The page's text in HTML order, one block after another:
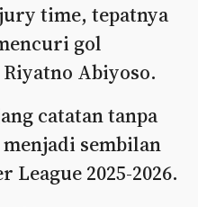
time, tepatnya
gol
Abiyoso.
catatan tanpa
sembilan
League 2025-2026.